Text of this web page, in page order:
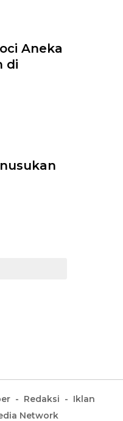
Aneka
di
Redaksi
Iklan
Network